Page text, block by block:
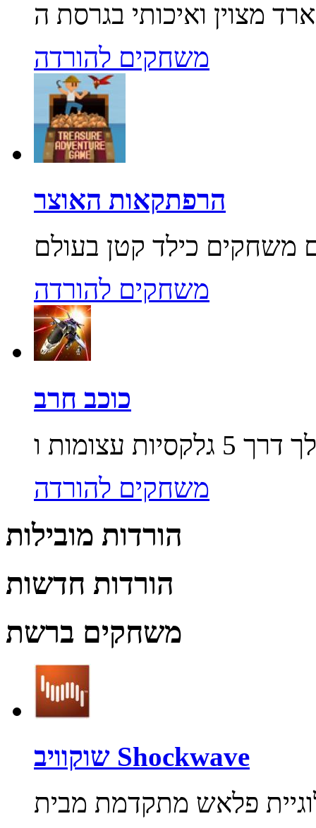
משחקים להורדה
הרפתקאות האוצר
משחקים להורדה
כוכב חרב
משחקים להורדה
הורדות מובילות
הורדות חדשות
משחקים ברשת
שוקוויב Shockwave